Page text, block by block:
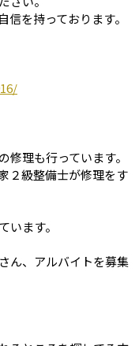
を持っております。
理も行っています。
２級整備士が修理をす
います。
ん、アルバイトを募集